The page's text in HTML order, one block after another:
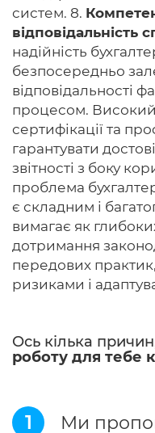
систем. 8.
відповідальність
надійність
безпосередньо
відповідальності
процесом. Високий
сертифікації та
гарантувати
звітності з боку
проблема
є складним і
вимагає як
дотримання
передових
ризиками і
Ось кілька
роботу для тебе
1 Ми